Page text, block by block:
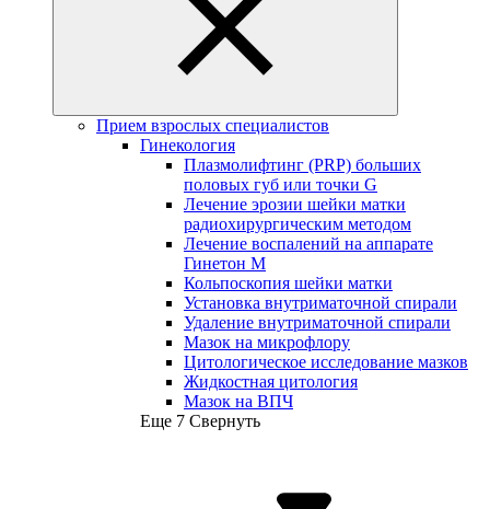
Прием взрослых специалистов
Гинекология
Плазмолифтинг (PRP) больших
половых губ или точки G
Лечение эрозии шейки матки
радиохирургическим методом
Лечение воспалений на аппарате
Гинетон М
Кольпоскопия шейки матки
Установка внутриматочной спирали
Удаление внутриматочной спирали
Мазок на микрофлору
Цитологическое исследование мазков
Жидкостная цитология
Мазок на ВПЧ
Еще 7 Свернуть